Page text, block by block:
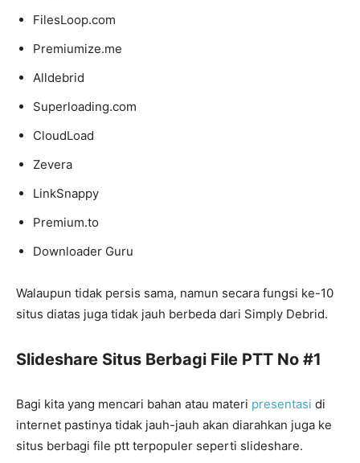
FilesLoop.com
Premiumize.me
Alldebrid
Superloading.com
CloudLoad
Zevera
LinkSnappy
Premium.to
Downloader Guru
Walaupun tidak persis sama, namun secara fungsi ke-10
situs diatas juga tidak jauh berbeda dari Simply Debrid.
Slideshare Situs Berbagi File PTT No #1
Bagi kita yang mencari bahan atau materi presentasi di
internet pastinya tidak jauh-jauh akan diarahkan juga ke
situs berbagi file ptt terpopuler seperti slideshare.